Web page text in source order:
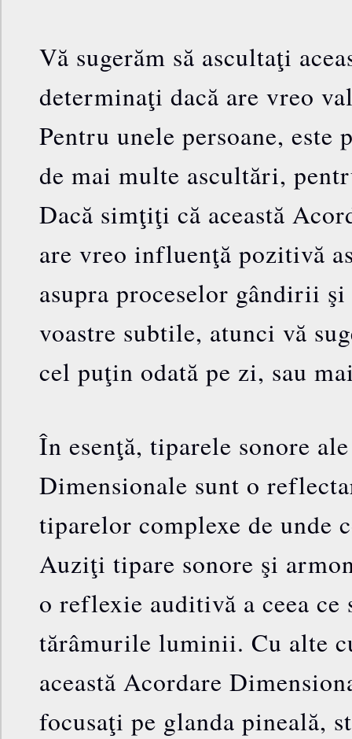
Vă sugerăm să ascultaţi
determinaţi dacă are vreo
Pentru unele persoane, este
de mai multe ascultări,
Dacă simţiţi că această
are vreo influenţă pozitivă
asupra proceselor gândirii
voastre subtile, atunci vă
cel puţin odată pe zi, sau
În esenţă, tiparele sonore
Dimensionale sunt o
tiparelor complexe de unde
Auziţi tipare sonore şi
o reflexie auditivă a ceea ce
tărâmurile luminii. Cu alte
această Acordare
focusaţi pe glanda pineală,